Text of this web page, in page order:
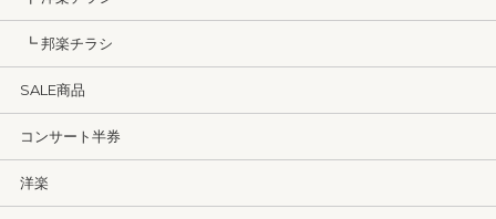
┗ 邦楽チラシ
SALE商品
コンサート半券
洋楽